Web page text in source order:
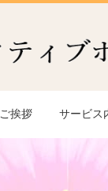
ご挨拶 サービス